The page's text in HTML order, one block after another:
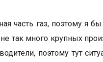
часть газ, поэтому я
так много крупных
поэтому тут